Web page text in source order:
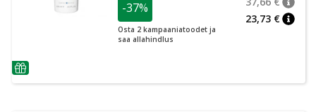
nõuanne
-37%
Osta 2 kampaaniatoodet ja
saa allahindlus
23,73 €